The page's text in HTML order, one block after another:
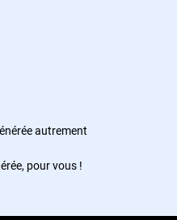
autrement
pour vous !